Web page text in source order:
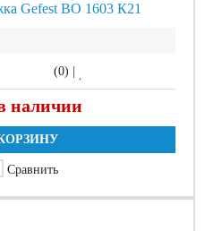
Gefest ВО 1603 К21
(0)
наличии
Сравнить